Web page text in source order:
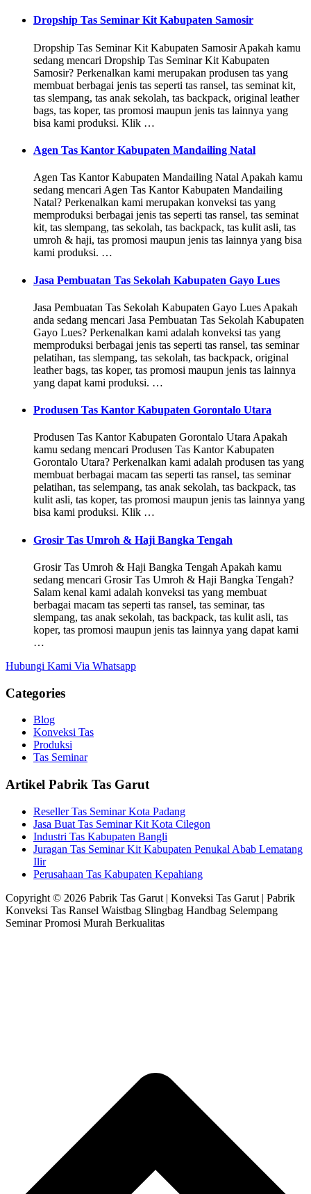
Dropship Tas Seminar Kit Kabupaten Samosir
Dropship Tas Seminar Kit Kabupaten Samosir Apakah kamu
sedang mencari Dropship Tas Seminar Kit Kabupaten
Samosir? Perkenalkan kami merupakan produsen tas yang
membuat berbagai jenis tas seperti tas ransel, tas seminat kit,
tas slempang, tas anak sekolah, tas backpack, original leather
bags, tas koper, tas promosi maupun jenis tas lainnya yang
bisa kami produksi. Klik …
Agen Tas Kantor Kabupaten Mandailing Natal
Agen Tas Kantor Kabupaten Mandailing Natal Apakah kamu
sedang mencari Agen Tas Kantor Kabupaten Mandailing
Natal? Perkenalkan kami merupakan konveksi tas yang
memproduksi berbagai jenis tas seperti tas ransel, tas seminat
kit, tas slempang, tas sekolah, tas backpack, tas kulit asli, tas
umroh & haji, tas promosi maupun jenis tas lainnya yang bisa
kami produksi. …
Jasa Pembuatan Tas Sekolah Kabupaten Gayo Lues
Jasa Pembuatan Tas Sekolah Kabupaten Gayo Lues Apakah
anda sedang mencari Jasa Pembuatan Tas Sekolah Kabupaten
Gayo Lues? Perkenalkan kami adalah konveksi tas yang
memproduksi berbagai jenis tas seperti tas ransel, tas seminar
pelatihan, tas slempang, tas sekolah, tas backpack, original
leather bags, tas koper, tas promosi maupun jenis tas lainnya
yang dapat kami produksi. …
Produsen Tas Kantor Kabupaten Gorontalo Utara
Produsen Tas Kantor Kabupaten Gorontalo Utara Apakah
kamu sedang mencari Produsen Tas Kantor Kabupaten
Gorontalo Utara? Perkenalkan kami adalah produsen tas yang
membuat berbagai macam tas seperti tas ransel, tas seminar
pelatihan, tas selempang, tas anak sekolah, tas backpack, tas
kulit asli, tas koper, tas promosi maupun jenis tas lainnya yang
bisa kami produksi. Klik …
Grosir Tas Umroh & Haji Bangka Tengah
Grosir Tas Umroh & Haji Bangka Tengah Apakah kamu
sedang mencari Grosir Tas Umroh & Haji Bangka Tengah?
Salam kenal kami adalah konveksi tas yang membuat
berbagai macam tas seperti tas ransel, tas seminar, tas
slempang, tas anak sekolah, tas backpack, tas kulit asli, tas
koper, tas promosi maupun jenis tas lainnya yang dapat kami
…
Hubungi Kami Via Whatsapp
Categories
Blog
Konveksi Tas
Produksi
Tas Seminar
Artikel Pabrik Tas Garut
Reseller Tas Seminar Kota Padang
Jasa Buat Tas Seminar Kit Kota Cilegon
Industri Tas Kabupaten Bangli
Juragan Tas Seminar Kit Kabupaten Penukal Abab Lematang
Ilir
Perusahaan Tas Kabupaten Kepahiang
Copyright © 2026 Pabrik Tas Garut | Konveksi Tas Garut | Pabrik
Konveksi Tas Ransel Waistbag Slingbag Handbag Selempang
Seminar Promosi Murah Berkualitas